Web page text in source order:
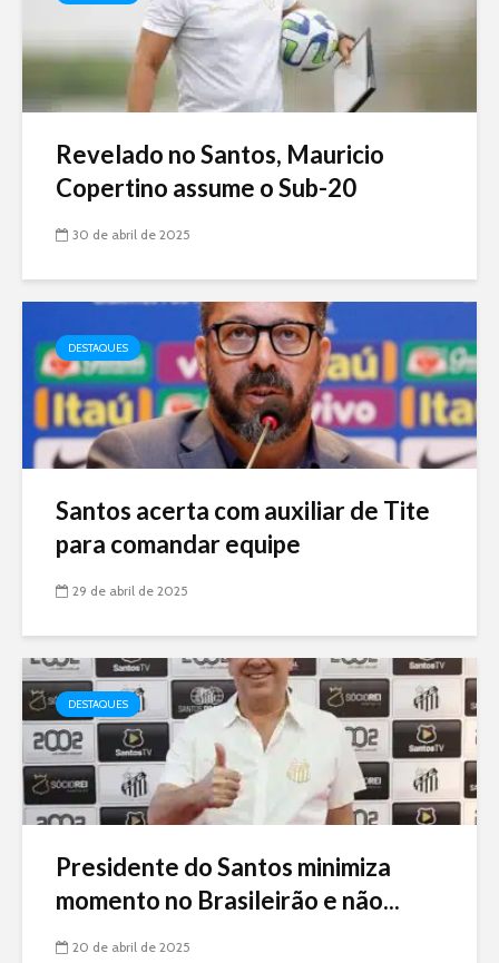
Revelado no Santos, Mauricio
Copertino assume o Sub-20
30 de abril de 2025
DESTAQUES
Santos acerta com auxiliar de Tite
para comandar equipe
29 de abril de 2025
DESTAQUES
Presidente do Santos minimiza
momento no Brasileirão e não...
20 de abril de 2025